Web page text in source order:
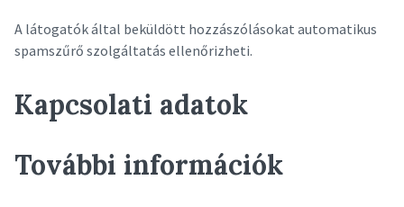
A látogatók által beküldött hozzászólásokat automatikus
spamszűrő szolgáltatás ellenőrizheti.
Kapcsolati adatok
További információk